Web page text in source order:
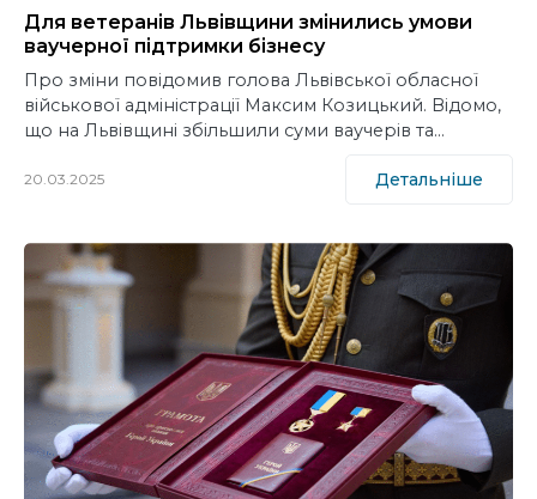
Для ветеранів Львівщини змінились умови
ваучерної підтримки бізнесу
Про зміни повідомив голова Львівської обласної
військової адміністрації Максим Козицький. Відомо,
що на Львівщині збільшили суми ваучерів та…
20.03.2025 Детальніше